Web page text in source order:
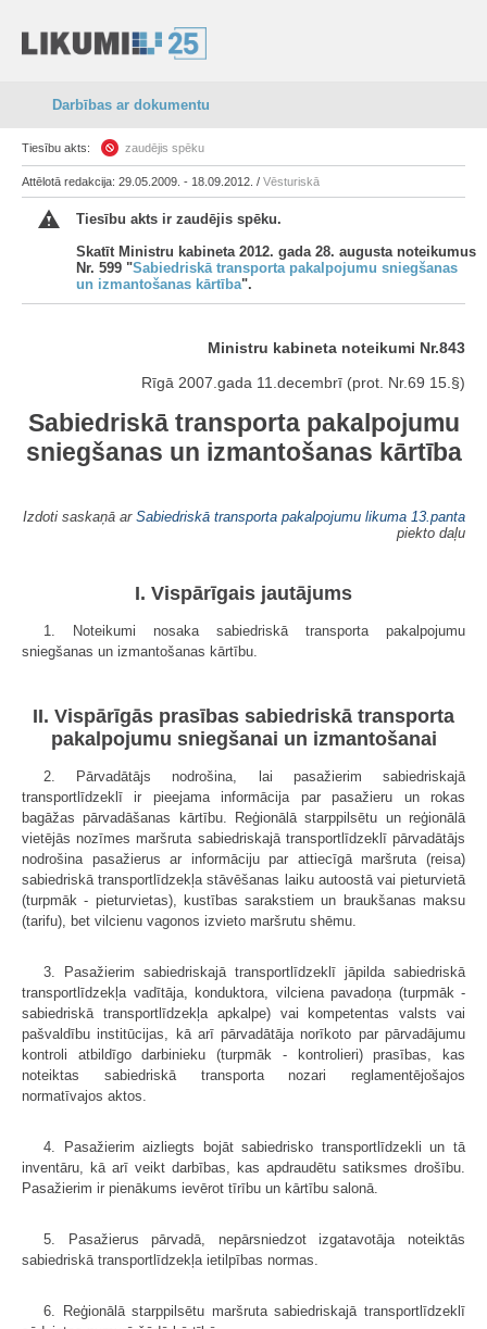
Darbības ar dokumentu
Tiesību akts: zaudējis spēku
Attēlotā redakcija: 29.05.2009. - 18.09.2012. / Vēsturiskā
Tiesību akts ir zaudējis spēku.
Skatīt Ministru kabineta 2012. gada 28. augusta noteikumus
Nr. 599 "Sabiedriskā transporta pakalpojumu sniegšanas
un izmantošanas kārtība".
Ministru kabineta noteikumi Nr.843
Rīgā 2007.gada 11.decembrī (prot. Nr.69 15.§)
Sabiedriskā transporta pakalpojumu
sniegšanas un izmantošanas kārtība
Izdoti saskaņā ar Sabiedriskā transporta pakalpojumu likuma 13.panta
piekto daļu
I. Vispārīgais jautājums
1. Noteikumi nosaka sabiedriskā transporta pakalpojumu
sniegšanas un izmantošanas kārtību.
II. Vispārīgās prasības sabiedriskā transporta
pakalpojumu sniegšanai un izmantošanai
2. Pārvadātājs nodrošina, lai pasažierim sabiedriskajā
transportlīdzeklī ir pieejama informācija par pasažieru un rokas
bagāžas pārvadāšanas kārtību. Reģionālā starppilsētu un reģionālā
vietējās nozīmes maršruta sabiedriskajā transportlīdzeklī pārvadātājs
nodrošina pasažierus ar informāciju par attiecīgā maršruta (reisa)
sabiedriskā transportlīdzekļa stāvēšanas laiku autoostā vai pieturvietā
(turpmāk - pieturvietas), kustības sarakstiem un braukšanas maksu
(tarifu), bet vilcienu vagonos izvieto maršrutu shēmu.
3. Pasažierim sabiedriskajā transportlīdzeklī jāpilda sabiedriskā
transport­līdzekļa vadītāja, konduktora, vilciena pavadoņa (turpmāk -
sabiedriskā transportlīdzekļa apkalpe) vai kompetentas valsts vai
pašvaldību institūcijas, kā arī pārvadātāja norīkoto par pārvadājumu
kontroli atbildīgo darbinieku (turpmāk - kontrolieri) prasības, kas
noteiktas sabiedriskā transporta nozari reglamentējošajos
normatīvajos aktos.
4. Pasažierim aizliegts bojāt sabiedrisko transportlīdzekli un tā
inventāru, kā arī veikt darbības, kas apdraudētu satiksmes drošību.
Pasažierim ir pienākums ievērot tīrību un kārtību salonā.
5. Pasažierus pārvadā, nepārsniedzot izgatavotāja noteiktās
sabiedriskā transportlīdzekļa ietilpības normas.
6. Reģionālā starppilsētu maršruta sabiedriskajā transportlīdzeklī